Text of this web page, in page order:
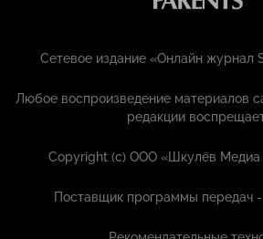
Сетевое издание «Онлайн журнал
Любое воспроизведение материалов
редакции
Copyright (с) ООО «Шкулёв Медиа
Поставщик программы передач